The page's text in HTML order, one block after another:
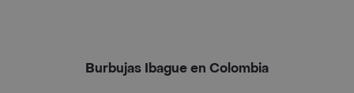
Burbujas Ibague en Colombia